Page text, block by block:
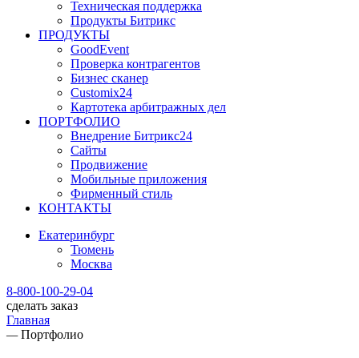
Техническая поддержка
Продукты Битрикс
ПРОДУКТЫ
GoodEvent
Проверка контрагентов
Бизнес сканер
Customix24
Картотека арбитражных дел
ПОРТФОЛИО
Внедрение Битрикс24
Сайты
Продвижение
Мобильные приложения
Фирменный стиль
КОНТАКТЫ
Екатеринбург
Тюмень
Москва
8-800-100-29-04
сделать заказ
Главная
— Портфолио